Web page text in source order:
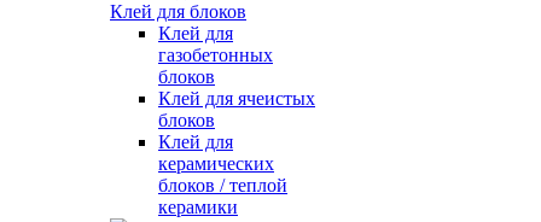
Клей для блоков
Клей для
газобетонных
блоков
Клей для ячеистых
блоков
Клей для
керамических
блоков / теплой
керамики